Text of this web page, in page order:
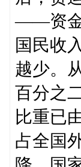
——资金
国民收
越少。
百分之
比重已
占全国